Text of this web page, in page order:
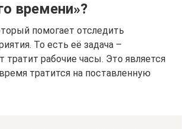
времени»?
помогает отследить
То есть её задача –
рабочие часы. Это является
тратится на поставленную